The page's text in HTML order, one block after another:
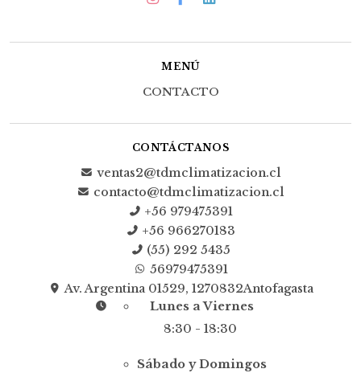
MENÚ
CONTACTO
CONTÁCTANOS
ventas2@tdmclimatizacion.cl
contacto@tdmclimatizacion.cl
+56 979475391
+56 966270183
(55) 292 5435
56979475391
Av. Argentina 01529, 1270832Antofagasta
Lunes a Viernes
8:30 - 18:30
Sábado y Domingos